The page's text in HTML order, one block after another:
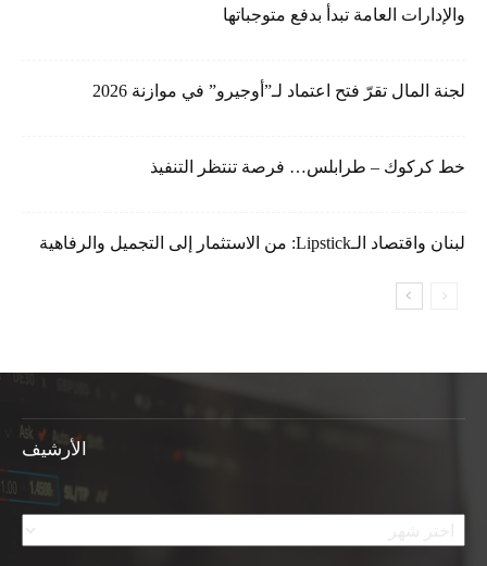
والإدارات العامة تبدأ بدفع متوجباتها
لجنة المال تقرّ فتح اعتماد لـ”أوجيرو” في موازنة 2026
خط كركوك – طرابلس… فرصة تنتظر التنفيذ
لبنان واقتصاد الـLipstick: من الاستثمار إلى التجميل والرفاهية
الأرشيف
الأرشيف